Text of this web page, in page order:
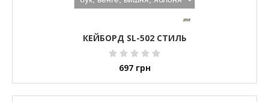
КЕЙБОРД SL-502 СТИЛЬ
697 грн